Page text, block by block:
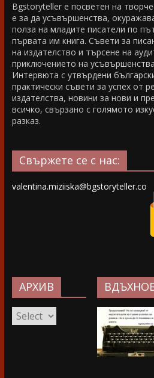
Bgstoryteller е посветен на
е за да усъвършенства,
полза на младите писатели по
първата им книга. Съвети за
на издателство и търсене на
приключението на
Интервюта с утвърдени
практически съвети за успех от
издателства, новини за нови и
всичко, свързано с голямото
разказ.
Свържете се с нас:
valentina.miziiska@bgstoryteller.co
АРХИВ
АРХИВ